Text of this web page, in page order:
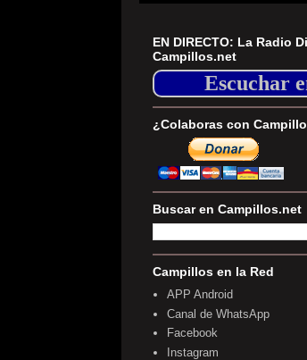
EN DIRECTO: La Radio
Campillos.net
Escuchar
¿Colaboras con
Buscar en Campillos.net
Campillos en la Red
APP Android
Canal de WhatsApp
Facebook
Instagram